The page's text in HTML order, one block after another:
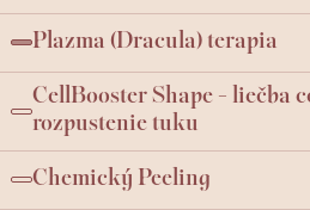
Plazma (Dracula) terapia
CellBooster Shape - liečba
rozpustenie tuku
Chemický Peeling